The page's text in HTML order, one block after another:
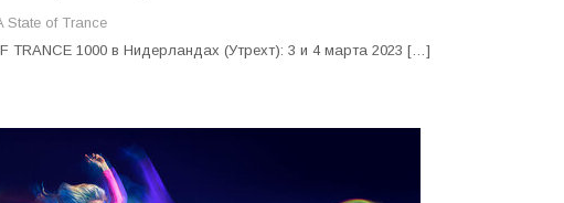
State of Trance
TRANCE 1000 в Нидерландах (Утрехт): 3 и 4 марта 2023 […]